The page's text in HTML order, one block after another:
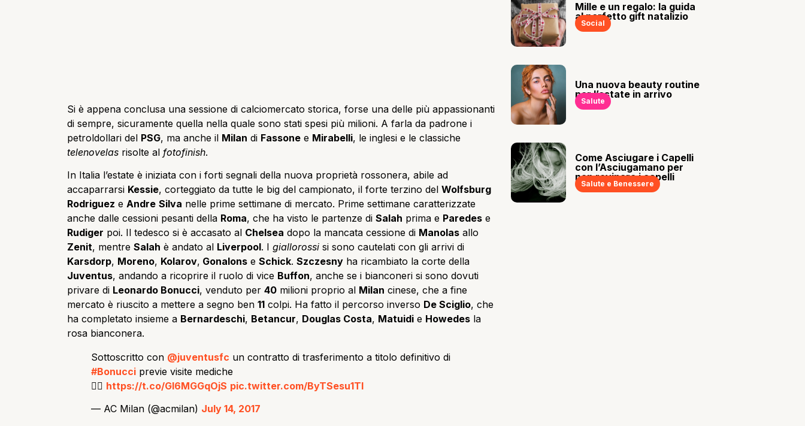
Si è appena conclusa una sessione di calciomercato storica, forse una delle più appassionanti
di sempre, sicuramente quella nella quale sono stati spesi più milioni. A farla da padrone i
petroldollari del PSG, ma anche il Milan di Fassone e Mirabelli, le inglesi e le classiche
telenovelas risolte al fotofinish.
In Italia l’estate è iniziata con i forti segnali della nuova proprietà rossonera, abile ad
accaparrarsi Kessie, corteggiato da tutte le big del campionato, il forte terzino del Wolfsburg
Rodriguez e Andre Silva nelle prime settimane di mercato. Prime settimane caratterizzate
anche dalle cessioni pesanti della Roma, che ha visto le partenze di Salah prima e Paredes e
Rudiger poi. Il tedesco si è accasato al Chelsea dopo la mancata cessione di Manolas allo
Zenit, mentre Salah è andato al Liverpool. I giallorossi si sono cautelati con gli arrivi di
Karsdorp, Moreno, Kolarov, Gonalons e Schick. Szczesny ha ricambiato la corte della
Juventus, andando a ricoprire il ruolo di vice Buffon, anche se i bianconeri si sono dovuti
privare di Leonardo Bonucci, venduto per 40 milioni proprio al Milan cinese, che a fine
mercato è riuscito a mettere a segno ben 11 colpi. Ha fatto il percorso inverso De Sciglio, che
ha completato insieme a Bernardeschi, Betancur, Douglas Costa, Matuidi e Howedes la
rosa bianconera.
Sottoscritto con @juventusfc un contratto di trasferimento a titolo definitivo di
#Bonucci previe visite mediche
👉🏻 https://t.co/GI6MGGqOjS pic.twitter.com/ByTSesu1Tl
— AC Milan (@acmilan) July 14, 2017
Mille e un regalo: la guida
al perfetto gift natalizio
Social
Una nuova beauty routine
per l’estate in arrivo
Salute
Come Asciugare i Capelli
con l’Asciugamano per
non rovinare i capelli
Salute e Benessere